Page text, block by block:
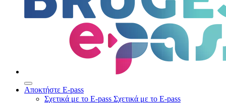
Αποκτήστε E-pass
Σχετικά με το E-pass Σχετικά με το E-pass